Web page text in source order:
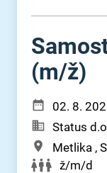
(m⁠/⁠ž)
02. 8.
Status
Metlika ,
ž/m/d